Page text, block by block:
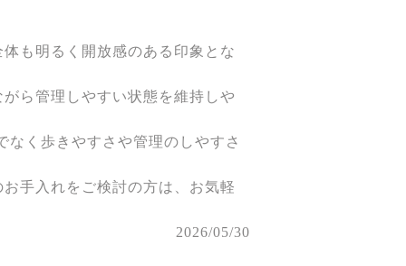
も明るく開放感のある印象とな
ら管理しやすい状態を維持しや
く歩きやすさや管理のしやすさ
手入れをご検討の方は、お気軽
2026/05/30